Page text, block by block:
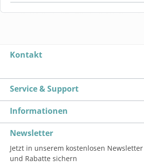
Kontakt
Service & Support
Informationen
Newsletter
Jetzt in unserem kostenlosen
und Rabatte sichern